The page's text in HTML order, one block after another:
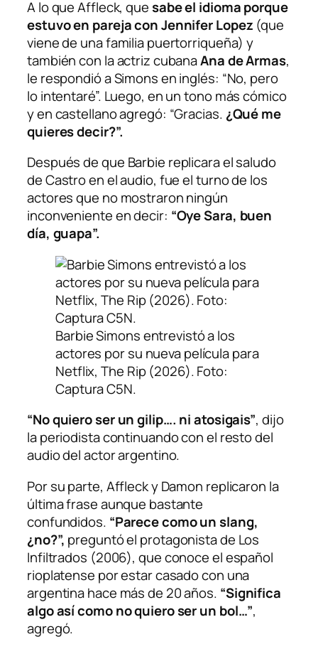
A lo que Affleck, quesabe el idioma porque
estuvo en pareja con Jennifer Lopez (que
viene de una familia puertorriqueña) y
también con la actriz cubanaAna de Armas,
le respondió a Simons en inglés: “No, pero
lo intentaré”. Luego, en un tono más cómico
y en castellano agregó: “Gracias. ¿Qué me
quieres decir?”.
Después de que Barbie replicara el saludo
de Castro en el audio, fue el turno de los
actores que no mostraron ningún
inconveniente en decir: “Oye Sara, buen
día, guapa”.
Barbie Simons entrevistó a los
actores por su nueva película para
Netflix, The Rip (2026). Foto:
Captura C5N.
“No quiero ser un gilip…. ni atosigais”, dijo
la periodista continuando con el resto del
audio del actor argentino.
Por su parte, Affleck y Damon replicaron la
última frase aunque bastante
confundidos. “Parece como un slang,
¿no?”, preguntó el protagonista de Los
Infiltrados (2006), que conoce el español
rioplatense por estar casado con una
argentina hace más de 20 años. “Significa
algo así como no quiero ser un bol…”,
agregó.